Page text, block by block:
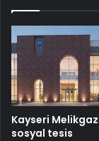
Kayseri
sosyal tesis